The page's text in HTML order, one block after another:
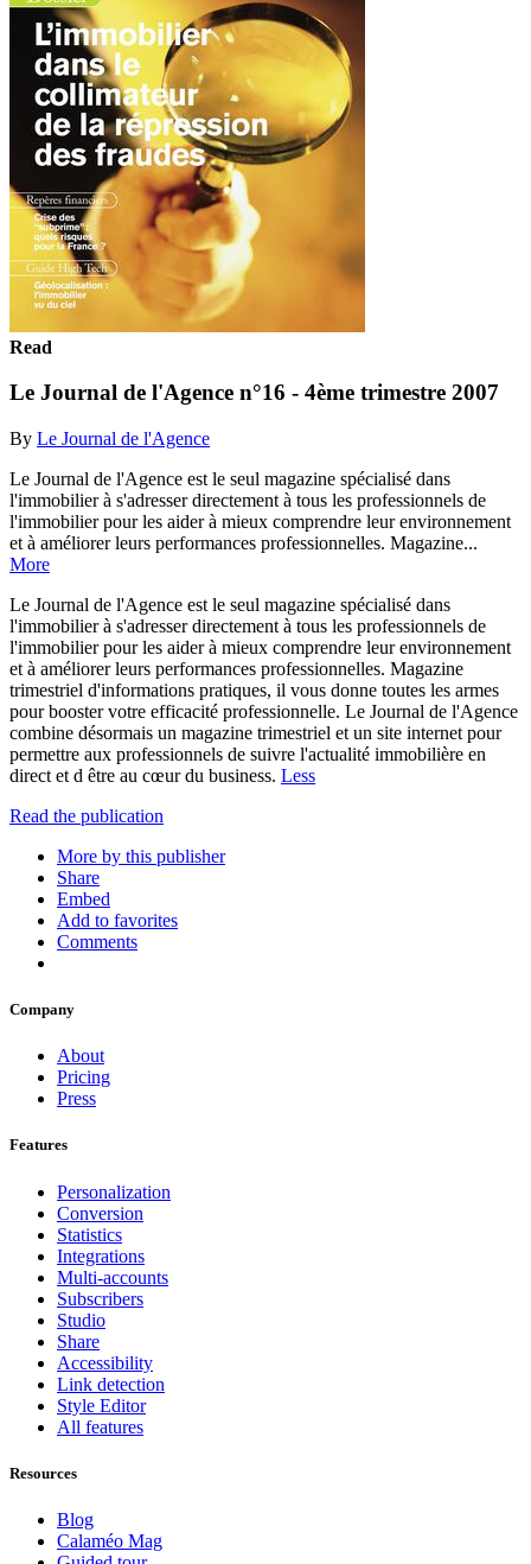
Read
Le Journal de l'Agence n°16 - 4ème trimestre 2007
By Le Journal de l'Agence
Le Journal de l'Agence est le seul magazine spécialisé dans
l'immobilier à s'adresser directement à tous les professionnels de
l'immobilier pour les aider à mieux comprendre leur environnement
et à améliorer leurs performances professionnelles. Magazine...
More
Le Journal de l'Agence est le seul magazine spécialisé dans
l'immobilier à s'adresser directement à tous les professionnels de
l'immobilier pour les aider à mieux comprendre leur environnement
et à améliorer leurs performances professionnelles. Magazine
trimestriel d'informations pratiques, il vous donne toutes les armes
pour booster votre efficacité professionnelle. Le Journal de l'Agence
combine désormais un magazine trimestriel et un site internet pour
permettre aux professionnels de suivre l'actualité immobilière en
direct et d être au cœur du business. Less
Read the publication
More by this publisher
Share
Embed
Add to favorites
Comments
Company
About
Pricing
Press
Features
Personalization
Conversion
Statistics
Integrations
Multi-accounts
Subscribers
Studio
Share
Accessibility
Link detection
Style Editor
All features
Resources
Blog
Calaméo Mag